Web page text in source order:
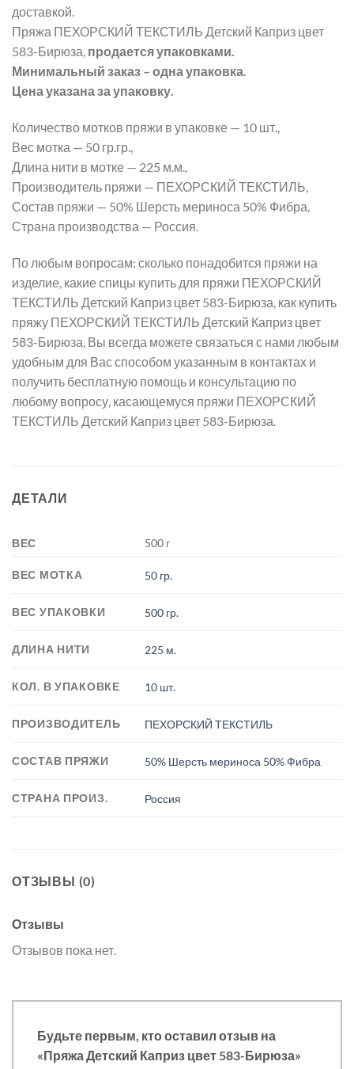
доставкой.
Пряжа ПЕХОРСКИЙ ТЕКСТИЛЬ Детский Каприз цвет
583-Бирюза, продается упаковками.
Минимальный заказ – одна упаковка.
Цена указана за упаковку.
Количество мотков пряжи в упаковке — 10 шт.,
Вес мотка — 50 гр.гр.,
Длина нити в мотке — 225 м.м.,
Производитель пряжи — ПЕХОРСКИЙ ТЕКСТИЛЬ,
Состав пряжи — 50% Шерсть мериноса 50% Фибра,
Страна производства — Россия.
По любым вопросам: сколько понадобится пряжи на
изделие, какие спицы купить для пряжи ПЕХОРСКИЙ
ТЕКСТИЛЬ Детский Каприз цвет 583-Бирюза, как купить
пряжу ПЕХОРСКИЙ ТЕКСТИЛЬ Детский Каприз цвет
583-Бирюза, Вы всегда можете связаться с нами любым
удобным для Вас способом указанным в контактах и
получить бесплатную помощь и консультацию по
любому вопросу, касающемуся пряжи ПЕХОРСКИЙ
ТЕКСТИЛЬ Детский Каприз цвет 583-Бирюза.
ДЕТАЛИ
ВЕС 500 г
ВЕС МОТКА 50 гр.
ВЕС УПАКОВКИ 500 гр.
ДЛИНА НИТИ 225 м.
КОЛ. В УПАКОВКЕ 10 шт.
ПРОИЗВОДИТЕЛЬ ПЕХОРСКИЙ ТЕКСТИЛЬ
СОСТАВ ПРЯЖИ 50% Шерсть мериноса 50% Фибра
СТРАНА ПРОИЗ. Россия
ОТЗЫВЫ (0)
Отзывы
Отзывов пока нет.
Будьте первым, кто оставил отзыв на
«Пряжа Детский Каприз цвет 583-Бирюза»